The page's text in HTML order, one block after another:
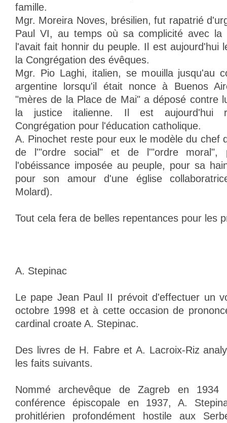
famille.
Mgr. Moreira Noves, brésilien, fut rapatrié
Paul VI, au temps où sa complicité avec la
l'avait fait honnir du peuple. Il est aujourd'hui
la Congrégation des évêques.
Mgr. Pio Laghi, italien, se mouilla jusqu'au
argentine lorsqu'il était nonce à Buenos
"mères de la Place de Mai" a déposé contre
la justice italienne. Il est aujourd'hui
Congrégation pour l'éducation catholique.
A. Pinochet reste pour eux le modèle du chef
de l'"ordre social" et de l'"ordre moral",
l'obéissance imposée au peuple, pour sa
pour son amour d'une église
Molard).
Tout cela fera de belles repentances pour les
A. Stepinac
Le pape Jean Paul II prévoit d'effectuer un
octobre 1998 et à cette occasion de
cardinal croate A. Stepinac.
Des livres de H. Fabre et A. Lacroix-Riz
les faits suivants.
Nommé archevêque de Zagreb en
conférence épiscopale en 1937, A.
prohitlérien profondément hostile aux